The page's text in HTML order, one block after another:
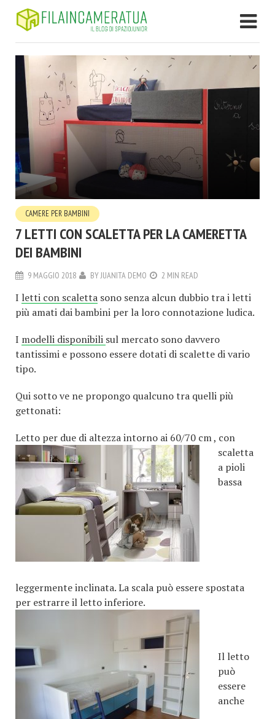
CAMERE PER BAMBINI
7 LETTI CON SCALETTA PER LA CAMERETTA
DEI BAMBINI
9 MAGGIO 2018 BYJUANITA DEMO 2 MIN READ
I letti con scaletta sono senza alcun dubbio tra i letti
più amati dai bambini per la loro connotazione ludica.
I modelli disponibili sul mercato sono davvero
tantissimi e possono essere dotati di scalette di vario
tipo.
Qui sotto ve ne propongo qualcuno tra quelli più
gettonati:
Letto per due di altezza intorno ai 60/70 cm , con
scaletta
a pioli
bassa
leggermente inclinata. La scala può essere spostata
per estrarre il lettoinferiore.
Il letto
può
essere
anche